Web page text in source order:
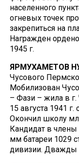
населенного
огневых точек
закрепиться на
Награжден
1945 г.
ЯРМУХАМЕТОВ
Чусового
Мобилизован
– Фази – жила в
15 августа 1941
Окончил школу
Кандидат в
мм батареи 1029
дивизии. Дважды